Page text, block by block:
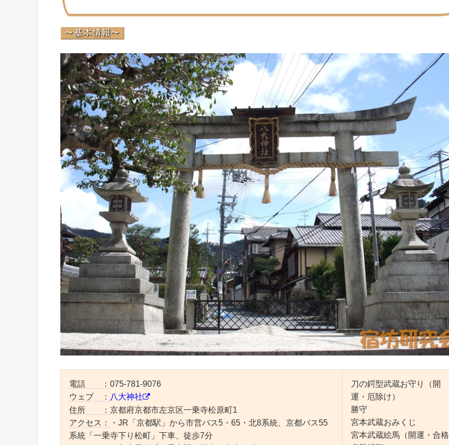
電話 ： 075-781-9076
ウェブ ： 八大神社
住所 ： 京都府京都市左京区一乗寺松原町1
アクセス：
・JR「京都駅」から市営バス5・65・北8系統、京都バス55
系統「一乗寺下り松町」下車、徒歩7分
刀の鍔型武蔵お守り（開
運・厄除け）
勝守
宮本武蔵おみくじ
宮本武蔵絵馬（開運・合格